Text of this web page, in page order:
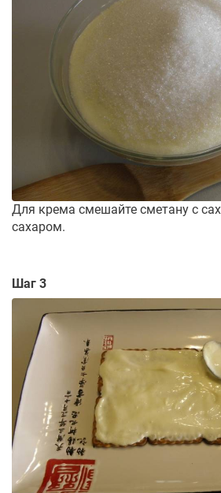
Для крема смешайте сметану с
сахаром.
Шаг 3